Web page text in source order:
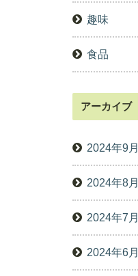
趣味
食品
アーカイブ
2024年9月
2024年8月
2024年7月
2024年6月